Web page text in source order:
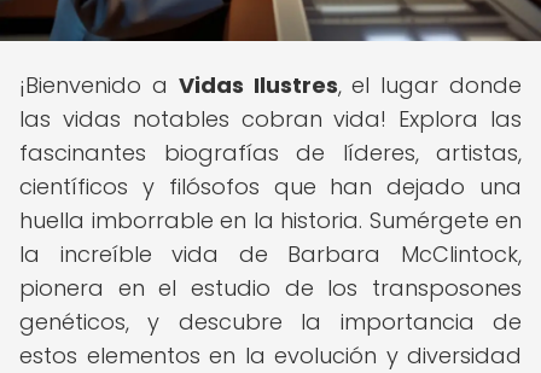
¡Bienvenido a Vidas Ilustres, el lugar donde
las vidas notables cobran vida! Explora las
fascinantes biografías de líderes, artistas,
científicos y filósofos que han dejado una
huella imborrable en la historia. Sumérgete en
la increíble vida de Barbara McClintock,
pionera en el estudio de los transposones
genéticos, y descubre la importancia de
estos elementos en la evolución y diversidad